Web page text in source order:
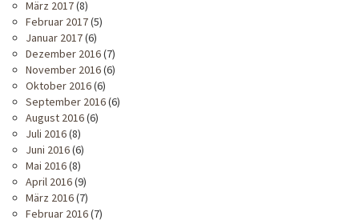
März 2017(8)
Februar 2017(5)
Januar 2017(6)
Dezember 2016(7)
November 2016(6)
Oktober 2016(6)
September 2016(6)
August 2016(6)
Juli 2016(8)
Juni 2016(6)
Mai 2016(8)
April 2016(9)
März 2016(7)
Februar 2016(7)